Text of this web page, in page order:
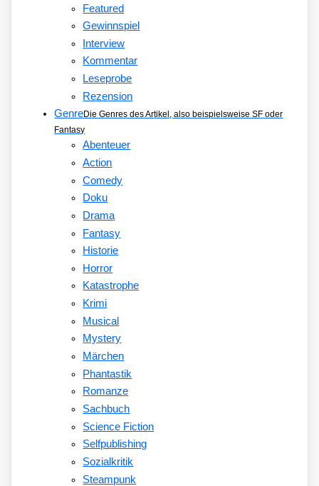
Featured
Gewinnspiel
Interview
Kommentar
Leseprobe
Rezension
GenreDie Genres des Artikel, also beispielsweise SF oder
Fantasy
Abenteuer
Action
Comedy
Doku
Drama
Fantasy
Historie
Horror
Katastrophe
Krimi
Musical
Mystery
Märchen
Phantastik
Romanze
Sachbuch
Science Fiction
Selfpublishing
Sozialkritik
Steampunk